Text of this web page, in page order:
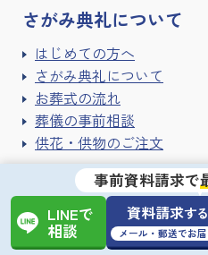
さがみ典礼について
はじめての方へ
さがみ典礼について
お葬式の流れ
葬儀の事前相談
供花・供物のご注文
さがみ典礼のご紹介
一級葬祭ディレクター
事前資料請求で
LINEで
相談
資料請求する
メール・郵送でお